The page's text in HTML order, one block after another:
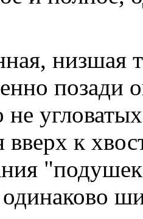
низшая
позади
вверх к